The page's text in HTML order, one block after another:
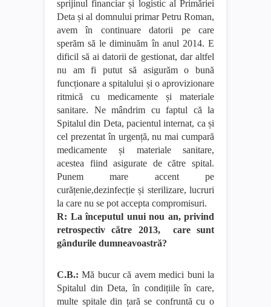
sprijinul financiar și logistic al Primăriei
Deta și al domnului primar Petru Roman,
avem în continuare datorii pe care
sperăm să le diminuăm în anul 2014. E
dificil să ai datorii de gestionat, dar altfel
nu am fi putut să asigurăm o bună
funcționare a spitalului și o aprovizionare
ritmică cu medicamente și materiale
sanitare. Ne mândrim cu faptul că la
Spitalul din Deta, pacientul internat, ca și
cel prezentat în urgență, nu mai cumpară
medicamente și materiale sanitare,
acestea fiind asigurate de către spital.
Punem mare accent pe
curățenie,dezinfecție și sterilizare, lucruri
la care nu se pot accepta compromisuri.
R: La începutul unui nou an, privind
retrospectiv către 2013, care sunt
gândurile dumneavoastră?
C.B.: Mă bucur că avem medici buni la
Spitalul din Deta, în condițiile în care,
multe spitale din țară se confruntă cu o